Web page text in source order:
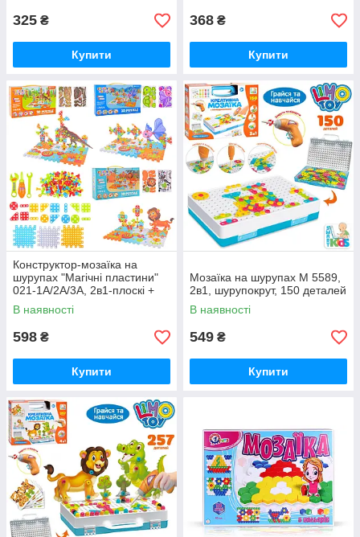
325 ₴
Купити
368 ₴
Купити
Конструктор-мозаїка на
шурупах "Магічні пластини"
021-1A/2A/3A, 2в1-плоскі +
об'ємні
В наявності
598 ₴
Купити
Мозаїка на шурупах M 5589,
2в1, шурупокрут, 150 деталей
В наявності
549 ₴
Купити